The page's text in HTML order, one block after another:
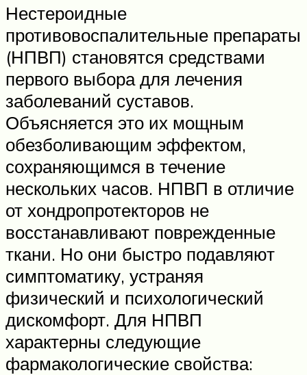
Нестероидные
противовоспалительные препараты
(НПВП) становятся средствами
первого выбора для лечения
заболеваний суставов.
Объясняется это их мощным
обезболивающим эффектом,
сохраняющимся в течение
нескольких часов. НПВП в отличие
от хондропротекторов не
восстанавливают поврежденные
ткани. Но они быстро подавляют
симптоматику, устраняя
физический и психологический
дискомфорт. Для НПВП
характерны следующие
фармакологические свойства: